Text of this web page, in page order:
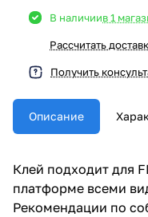
В наличиив 1
Рассчитать
Получить
Описание
Клей подходит для
платформе всеми
Рекомендации по